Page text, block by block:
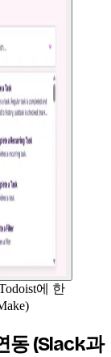
에 한
동 (Slack과